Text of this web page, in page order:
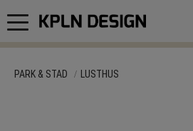
Meny
PARK & STAD LUSTHUS